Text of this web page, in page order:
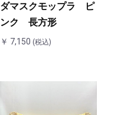
ダマスクモップラ ピ
ンク 長方形
￥ 7,150 (税込)